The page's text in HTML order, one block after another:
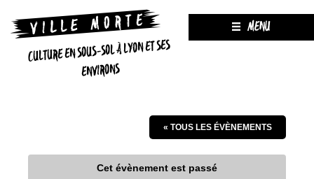
CULTURE EN SOUS-SOL À LYON ET SES
ENVIRONS
MENU
« TOUS LES ÉVÈNEMENTS
Cet évènement est passé